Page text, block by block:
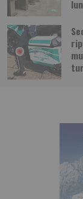
A Torino il
Giovedì 6 agosto alle
della tragedia di